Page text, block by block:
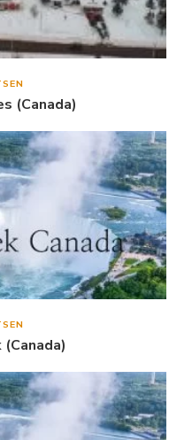
(Canada)